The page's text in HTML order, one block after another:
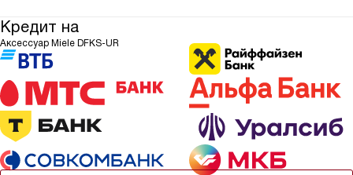
Кредит на
Аксессуар Miele DFKS-UR